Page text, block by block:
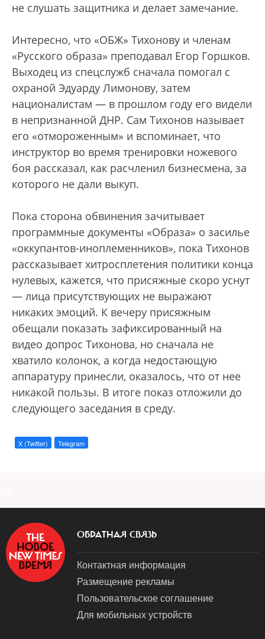
не слушать защитника и делает замечание.
Интересно, что «ОБЖ» Тихонову и членам
«Русского образа» преподавал Егор Горшков.
Выходец из спецслужб сначала помогал с
охраной Эдуарду Лимонову, затем
националистам — в прошлом году его видели
в непризнанной ДНР. Сам Тихонов называет
его «отмороженным» и вспоминает, что
инструктор во время тренировки ножевого
боя рассказал, как расчленил бизнесмена, за
которого не дали выкуп.
Пока сторона обвинения зачитывает
программные документы «Образа» о засилье
«оккупантов-иноплеменников», пока Тихонов
рассказывает хитросплетения политики конца
нулевых, кажется, что присяжные скоро уснут
— лица присутствующих не выражают
никаких эмоций. К вечеру присяжным
обещали показать зафиксированный на
видео допрос Тихонова, но сначала не
хватило колонок, а когда недостающую
аппаратуру принесли, оказалось, что от нее
никакой пользы. В итоге показ отложили до
следующего заседания в среду.
X (Twitter) Telegram
ОБРАТНАЯ СВЯЗЬ
Контактная информация
Размещение рекламы
Пользовательское соглашение
Для мобильных устройств